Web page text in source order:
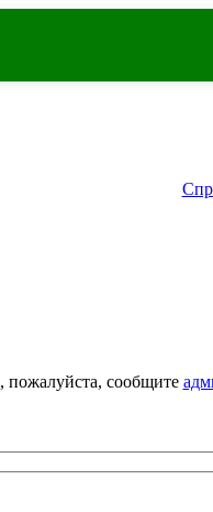
пожалуйста, сообщите